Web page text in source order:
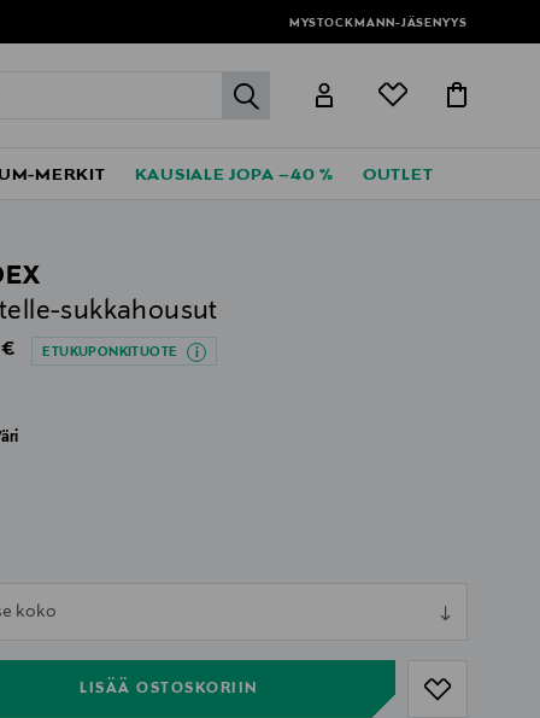
MYSTOCKMANN-JÄSENYYS
label.header.go
MERKIT KAUSIALE JOPA –40 % OUTLET
sukkahousut
Price
ETUKUPONKITUOTE
koko
LISÄÄ OSTOSKORIIN